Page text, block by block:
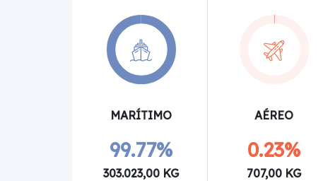
MARÍTIMO
99.77%
303.023,00 KG
AÉREO
0.23%
707,00 KG